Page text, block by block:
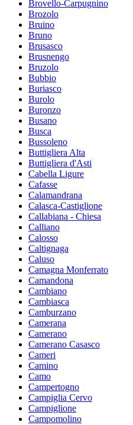
Brovello-Carpugnino
Brozolo
Bruino
Bruno
Brusasco
Brusnengo
Bruzolo
Bubbio
Buriasco
Burolo
Buronzo
Busano
Busca
Bussoleno
Buttigliera Alta
Buttigliera d'Asti
Cabella Ligure
Cafasse
Calamandrana
Calasca-Castiglione
Callabiana - Chiesa
Calliano
Calosso
Caltignaga
Caluso
Camagna Monferrato
Camandona
Cambiano
Cambiasca
Camburzano
Camerana
Camerano
Camerano Casasco
Cameri
Camino
Camo
Campertogno
Campiglia Cervo
Campiglione
Campomolino